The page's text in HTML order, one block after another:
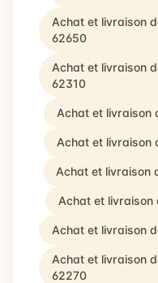
Achat et livraison
62650
Achat et livraison
62310
Achat et livraison
Achat et livraison
Achat et livraison
Achat et livraison
Achat et livraison
Achat et livraison
62270